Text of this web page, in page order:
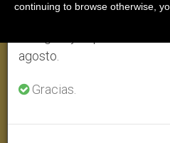
Mons.
agosto.
Gracias.
continuing to browse otherwise,